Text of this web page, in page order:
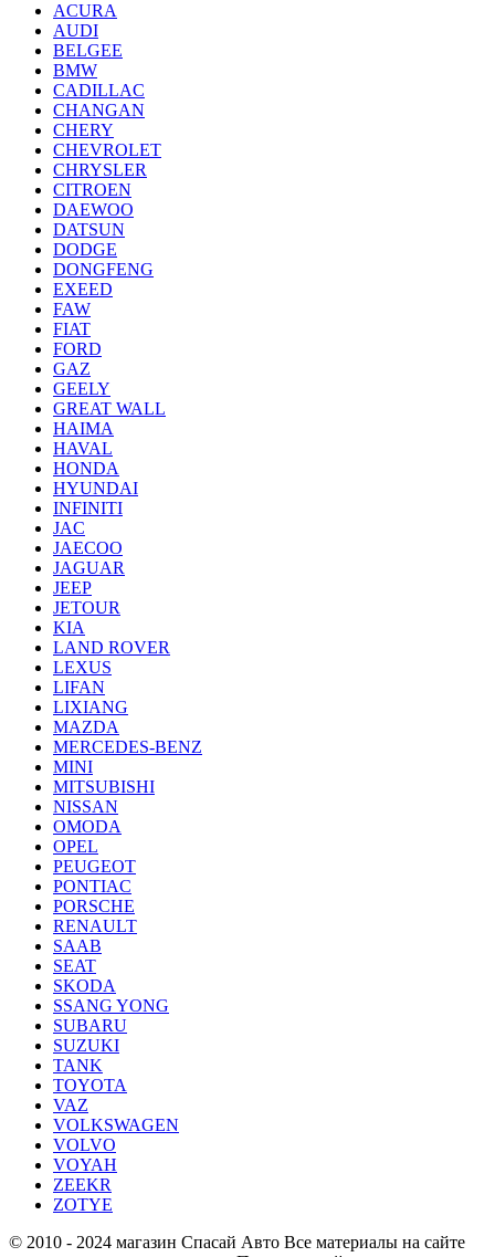
ACURA
AUDI
BELGEE
BMW
CADILLAC
CHANGAN
CHERY
CHEVROLET
CHRYSLER
CITROEN
DAEWOO
DATSUN
DODGE
DONGFENG
EXEED
FAW
FIAT
FORD
GAZ
GEELY
GREAT WALL
HAIMA
HAVAL
HONDA
HYUNDAI
INFINITI
JAC
JAECOO
JAGUAR
JEEP
JETOUR
KIA
LAND ROVER
LEXUS
LIFAN
LIXIANG
MAZDA
MERCEDES-BENZ
MINI
MITSUBISHI
NISSAN
OMODA
OPEL
PEUGEOT
PONTIAC
PORSCHE
RENAULT
SAAB
SEAT
SKODA
SSANG YONG
SUBARU
SUZUKI
TANK
TOYOTA
VAZ
VOLKSWAGEN
VOLVO
VOYAH
ZEEKR
ZOTYE
© 2010 - 2024 магазин Спасай Авто Все материалы на сайте